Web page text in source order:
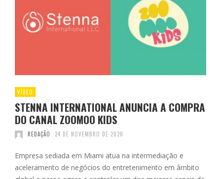
VÍDEO
STENNA INTERNATIONAL ANUNCIA A COMPRA
DO CANAL ZOOMOO KIDS
REDAÇÃO 24 DE NOVEMBRO DE 2020
Empresa sediada em Miami atua na intermediação e
aceleramento de negócios do entretenimento em âmbito